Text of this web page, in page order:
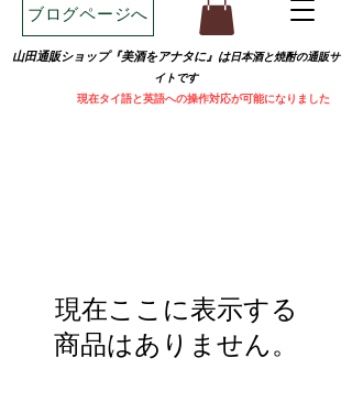
ブログページへ
山田通販ショップ『美酒をアナタに』は日本酒と焼酎の通販サ
イトです
現在タイ語と英語への操作対応が可能になりました
現在ここに表示する
商品はありません。